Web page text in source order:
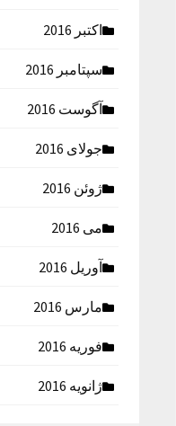
اکتبر 2016
سپتامبر 2016
آگوست 2016
جولای 2016
ژوئن 2016
می 2016
آوریل 2016
مارس 2016
فوریه 2016
ژانویه 2016